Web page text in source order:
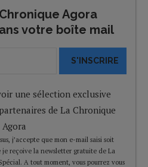
Agora
votre boîte mail
S'INSCRIRE
une sélection exclusive
de La Chronique
Agora
j’accepte que mon e-mail saisi soit
reçoive la newsletter gratuite de La
A tout moment, vous pourrez vous